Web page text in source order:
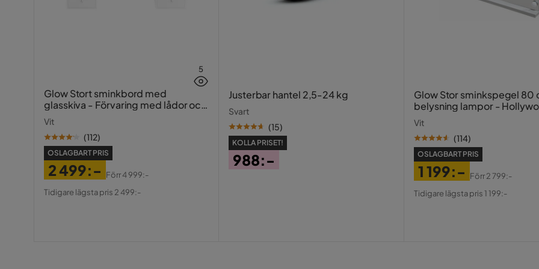
5
Glow Stort sminkbord med
glasskiva - Förvaring med lådor och
Vit
(112)
OSLAGBART PRIS
Pris
2 499:-
Original
Förr4 999:-
Tidigare lägsta pris 2 499:-
Justerbar hantel 2,5-24 kg
Svart
(15)
KOLLA PRISET!
988:-
Glow Stor sminkspegel 80
belysning lampor -
spegel med USB-charging
Vit
(114)
OSLAGBART PRIS
Pris
1 199:-
Original
Förr2 799:-
Tidigare lägsta pris 1 199:-